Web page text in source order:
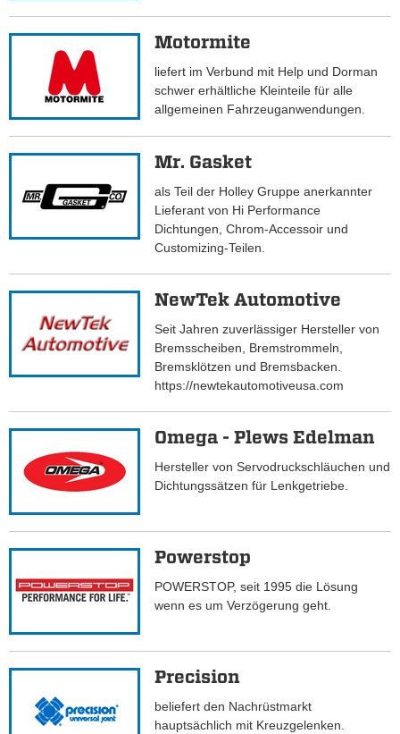
Motormite
liefert im Verbund mit Help und Dorman
schwer erhältliche Kleinteile für alle
allgemeinen Fahrzeuganwendungen.
Mr. Gasket
als Teil der Holley Gruppe anerkannter
Lieferant von Hi Performance
Dichtungen, Chrom-Accessoir und
Customizing-Teilen.
NewTek Automotive
Seit Jahren zuverlässiger Hersteller von
Bremsscheiben, Bremstrommeln,
Bremsklötzen und Bremsbacken.
https://newtekautomotiveusa.com
Omega - Plews Edelman
Hersteller von Servodruckschläuchen und
Dichtungssätzen für Lenkgetriebe.
Powerstop
POWERSTOP, seit 1995 die Lösung
wenn es um Verzögerung geht.
Precision
beliefert den Nachrüstmarkt
hauptsächlich mit Kreuzgelenken.